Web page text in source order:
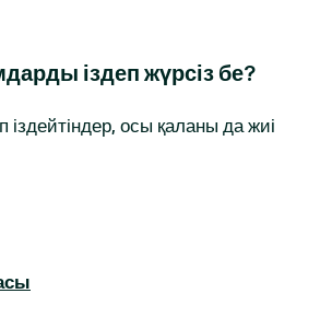
іздеп жүрсіз бе?
осы қаланы да жиі